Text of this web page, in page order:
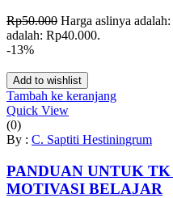
Rp50.000 Harga aslinya
adalah: Rp40.000.
-13%
Add to wishlist
Tambah ke keranjang
Quick View
(0)
By : C. Saptiti Hestiningrum
PANDUAN UNTUK
MOTIVASI BELAJAR